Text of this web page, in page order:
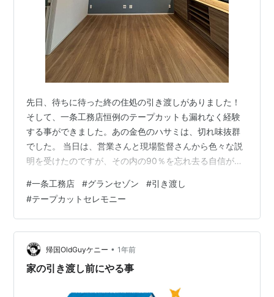
先日、待ちに待った終の住処の引き渡しがありました！
そして、一条工務店恒例のテープカットも漏れなく経験
する事ができました。あの金色のハサミは、切れ味抜群
でした。 当日は、営業さんと現場監督さんから色々な説
明を受けたのですが、その内の90％を忘れ去る自信があ
設備を使いこなして行こうかと思っています。 ランキン
グ参加中ライフスタイル ランキング参加中はてなブログ
【シニア部門】 ランキング参加中家建（家づくり）の情
報コミュニティ
#一条工務店 #グランセゾン #引き渡し
#テープカットセレモニー
帰国OldGuyケニー • 1年前
家の引き渡し前にやる事